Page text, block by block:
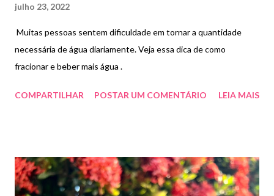
julho 23, 2022
Muitas pessoas sentem dificuldade em tornar a quantidade
necessária de água diariamente. Veja essa dica de como
fracionar e beber mais água .
COMPARTILHAR POSTAR UM COMENTÁRIO LEIA MAIS